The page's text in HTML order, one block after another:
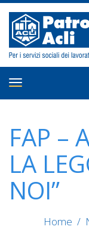
Toggle
FAP –
LA
NOI”
Home /